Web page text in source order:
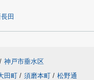
田
/ 神戸市垂水区
田町 / 須磨本町 / 松野通